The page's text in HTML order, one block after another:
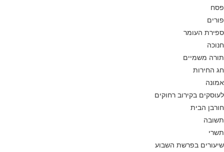
פסח
פורים
ספירת העומר
חנוכה
תורה משמיים
חג החירות
אמונה
לעוסקים בקירוב רחוקים
חורבן הבית
תשובה
תשרי
שיעורים בפרשת השבוע